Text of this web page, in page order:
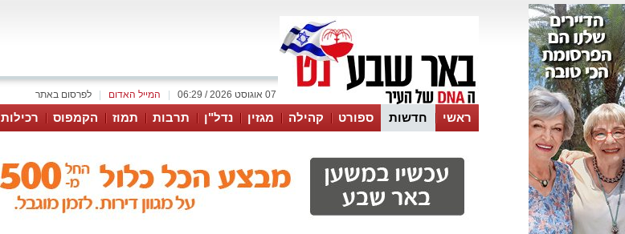
לפרסום באתר המייל האדום 07 אוגוסט 2026 / 06:29
ראשי חדשות ספורט קהילה מגזין נדל"ן תרבות תמוז הקמפוס רכילות